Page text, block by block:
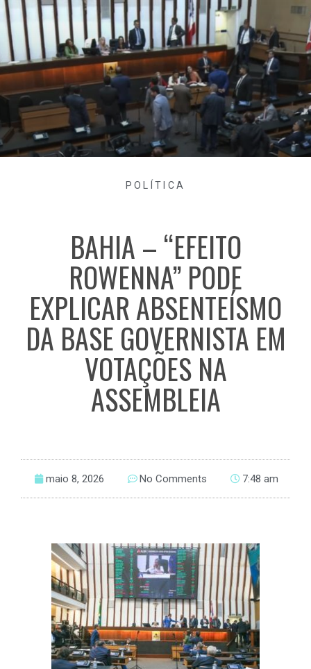
POLÍTICA
BAHIA – “EFEITO
ROWENNA” PODE
EXPLICAR ABSENTEÍSMO
DA BASE GOVERNISTA EM
VOTAÇÕES NA
ASSEMBLEIA
maio 8, 2026 No Comments 7:48 am